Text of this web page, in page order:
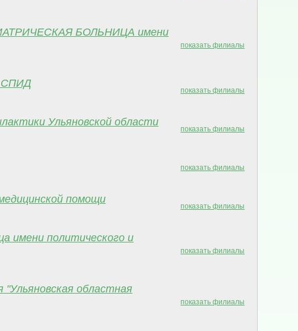
БОЛЬНИЦА имени
показать филиалы
показать филиалы
Ульяновской области
показать филиалы
показать филиалы
помощи
показать филиалы
имени политического и
показать филиалы
"Ульяновская областная
показать филиалы